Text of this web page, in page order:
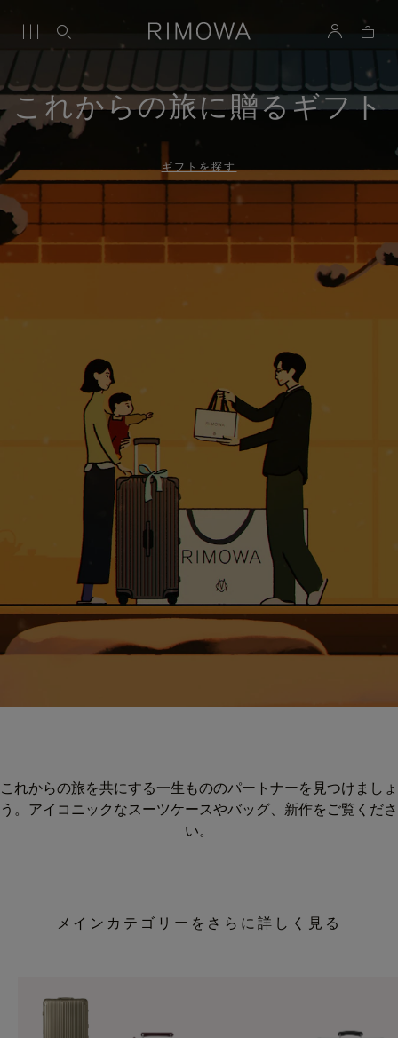
これからの旅に贈るギフト
ギフトを探す
これからの旅を共にする一生もののパートナーを見つけましょ
う。アイコニックなスーツケースやバッグ、新作をご覧くださ
い。
メインカテゴリーをさらに詳しく見る